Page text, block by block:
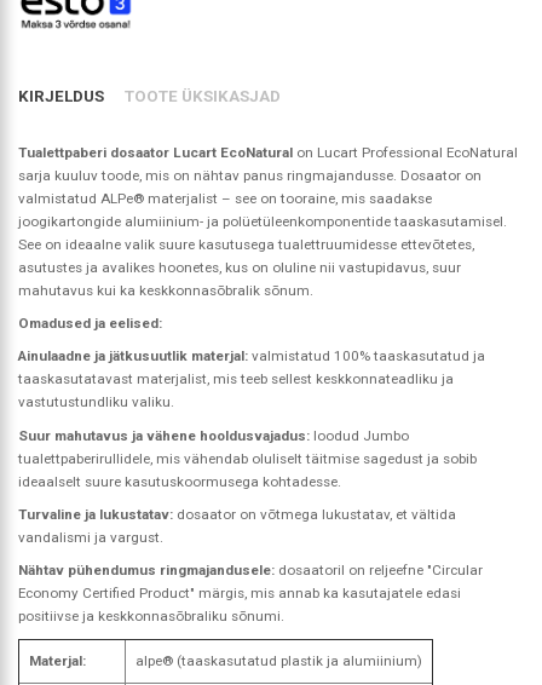
KIRJELDUS TOOTE ÜKSIKASJAD
Tualettpaberi dosaator Lucart EcoNatural on Lucart Professional EcoNatural
sarja kuuluv toode, mis on nähtav panus ringmajandusse. Dosaator on
valmistatud ALPe® materjalist – see on tooraine, mis saadakse
joogikartongide alumiinium- ja polüetüleenkomponentide taaskasutamisel.
See on ideaalne valik suure kasutusega tualettruumidesse ettevõtetes,
asutustes ja avalikes hoonetes, kus on oluline nii vastupidavus, suur
mahutavus kui ka keskkonnasõbralik sõnum.
Omadused ja eelised:
Ainulaadne ja jätkusuutlik materjal: valmistatud 100% taaskasutatud ja
taaskasutatavast materjalist, mis teeb sellest keskkonnateadliku ja
vastutustundliku valiku.
Suur mahutavus ja vähene hooldusvajadus: loodud Jumbo
tualettpaberirullidele, mis vähendab oluliselt täitmise sagedust ja sobib
ideaalselt suure kasutuskoormusega kohtadesse.
Turvaline ja lukustatav: dosaator on võtmega lukustatav, et vältida
vandalismi ja vargust.
Nähtav pühendumus ringmajandusele: dosaatoril on reljeefne "Circular
Economy Certified Product" märgis, mis annab ka kasutajatele edasi
positiivse ja keskkonnasõbraliku sõnumi.
Materjal: alpe® (taaskasutatud plastik ja alumiinium)